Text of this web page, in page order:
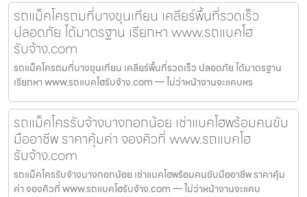
รถแม็คโครถมที่บางขุนเทียน เคลียร์พื้นที่รวดเร็ว
ปลอดภัย ได้มาตรฐาน เรียกหา www.รถแบคโฮ
รับจ้าง.com
รถแม็คโครถมที่บางขุนเทียน เคลียร์พื้นที่รวดเร็ว ปลอดภัย ได้มาตรฐาน
เรียกหา www.รถแบคโฮรับจ้าง.com — ไม่ว่าหน้างานจะแคบหร
รถแม็คโครรับจ้างบางกอกน้อย เช่าแบคโฮพร้อมคนขับ
มืออาชีพ ราคาคุ้มค่า จองคิวที่ www.รถแบคโฮ
รับจ้าง.com
รถแม็คโครรับจ้างบางกอกน้อย เช่าแบคโฮพร้อมคนขับมืออาชีพ ราคาคุ้ม
ค่า จองคิวที่ www.รถแบคโฮรับจ้าง.com — ไม่ว่าหน้างานจะแคบ